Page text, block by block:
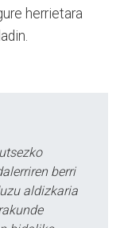
herrietara
berri
aldizkaria